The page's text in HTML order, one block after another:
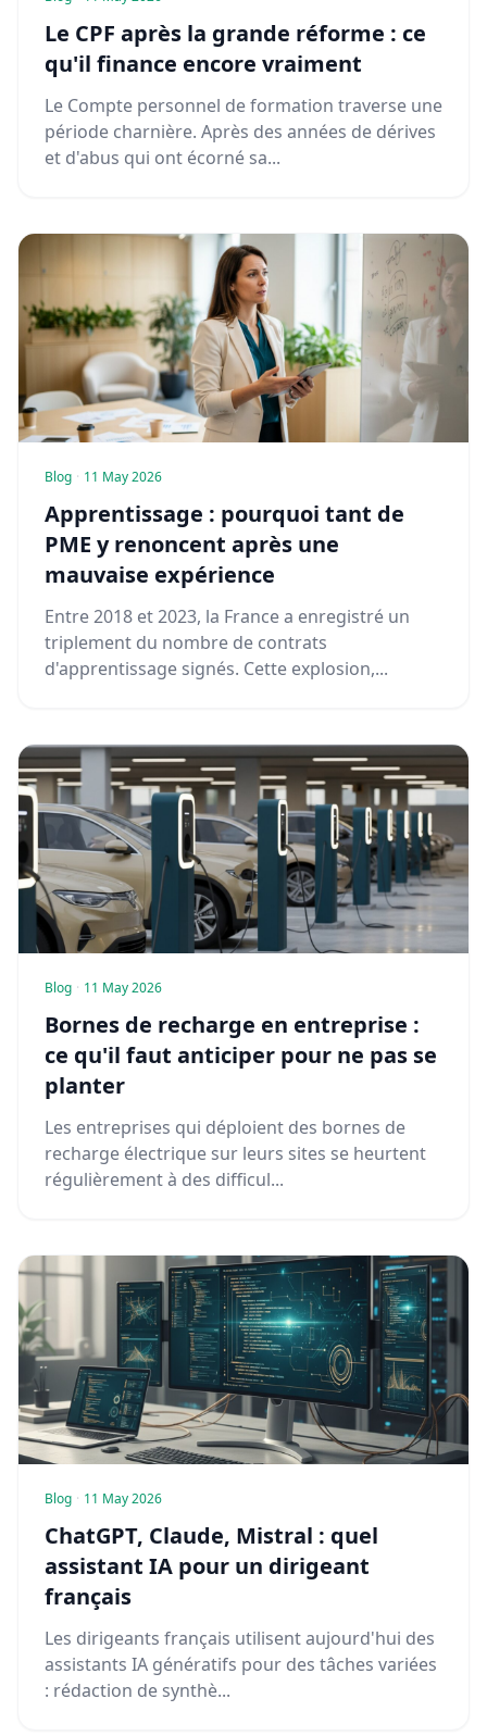
Le CPF après la grande réforme : ce
qu'il finance encore vraiment
Le Compte personnel de formation traverse une
période charnière. Après des années de dérives
et d'abus qui ont écorné sa...
Blog · 11 May 2026
Apprentissage : pourquoi tant de
PME y renoncent après une
mauvaise expérience
Entre 2018 et 2023, la France a enregistré un
triplement du nombre de contrats
d'apprentissage signés. Cette explosion,...
Blog · 11 May 2026
Bornes de recharge en entreprise :
ce qu'il faut anticiper pour ne pas se
planter
Les entreprises qui déploient des bornes de
recharge électrique sur leurs sites se heurtent
régulièrement à des difficul...
Blog · 11 May 2026
ChatGPT, Claude, Mistral : quel
assistant IA pour un dirigeant
français
Les dirigeants français utilisent aujourd'hui des
assistants IA génératifs pour des tâches variées
: rédaction de synthè...